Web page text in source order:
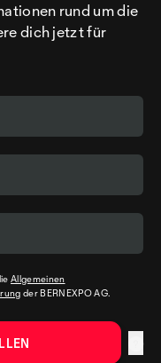
rund um die
dich jetzt für
Allgemeinen
der BERNEXPO AG.